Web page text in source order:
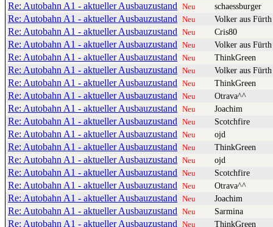
Re: Autobahn A1 - aktueller Ausbauzustand Neu schaessburger
Re: Autobahn A1 - aktueller Ausbauzustand Neu Volker aus Fürth
Re: Autobahn A1 - aktueller Ausbauzustand Neu Cris80
Re: Autobahn A1 - aktueller Ausbauzustand Neu Volker aus Fürth
Re: Autobahn A1 - aktueller Ausbauzustand Neu ThinkGreen
Re: Autobahn A1 - aktueller Ausbauzustand Neu Volker aus Fürth
Re: Autobahn A1 - aktueller Ausbauzustand Neu ThinkGreen
Re: Autobahn A1 - aktueller Ausbauzustand Neu Otrava^^
Re: Autobahn A1 - aktueller Ausbauzustand Neu Joachim
Re: Autobahn A1 - aktueller Ausbauzustand Neu Scotchfire
Re: Autobahn A1 - aktueller Ausbauzustand Neu ojd
Re: Autobahn A1 - aktueller Ausbauzustand Neu ThinkGreen
Re: Autobahn A1 - aktueller Ausbauzustand Neu ojd
Re: Autobahn A1 - aktueller Ausbauzustand Neu Scotchfire
Re: Autobahn A1 - aktueller Ausbauzustand Neu Otrava^^
Re: Autobahn A1 - aktueller Ausbauzustand Neu Joachim
Re: Autobahn A1 - aktueller Ausbauzustand Neu Sarmina
Re: Autobahn A1 - aktueller Ausbauzustand Neu ThinkGreen